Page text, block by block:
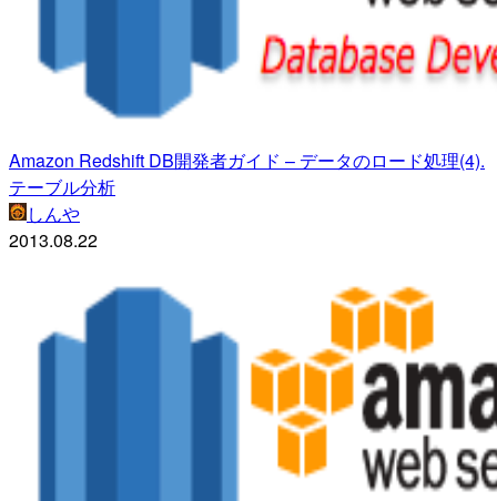
Amazon Redshift DB開発者ガイド – データのロード処理(4).
テーブル分析
しんや
2013.08.22